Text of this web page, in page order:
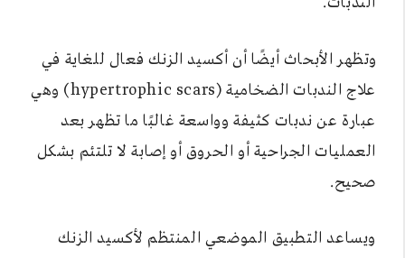
وتظهر الأبحاث أيضًا أن أكسيد الزنك فعال للغاية في
علاج الندبات الضخامية (hypertrophic scars) وهي
عبارة عن ندبات كثيفة وواسعة غالبًا ما تظهر بعد
العمليات الجراحية أو الحروق أو إصابة لا تلتئم بشكل
صحيح.
ويساعد التطبيق الموضعي المنتظم لأكسيد الزنك